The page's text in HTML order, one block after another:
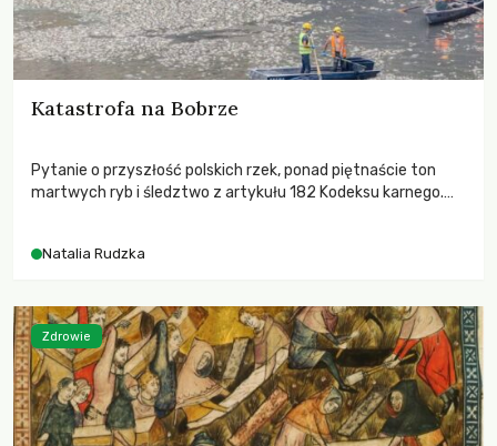
Katastrofa na Bobrze
Pytanie o przyszłość polskich rzek, ponad piętnaście ton
martwych ryb i śledztwo z artykułu 182 Kodeksu karnego.
zdarzeń prowadzących do biologicznej śmierci rzeki.
Natalia Rudzka
Zdrowie